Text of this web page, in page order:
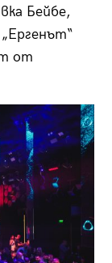
Бейбе,
от